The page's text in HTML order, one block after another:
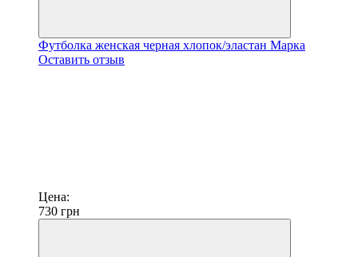
Футболка женская черная хлопок/эластан Марка
Оставить отзыв
Цена:
730 грн